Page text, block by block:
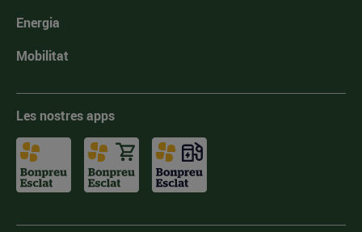
Energia
Mobilitat
Les nostres apps